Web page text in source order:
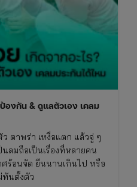
องกัน & ดูแลตัวเอง เคลม
ตาพร่า เหงื่อแตก แล้วจู่ ๆ
ลมถือเป็นเรื่องที่หลายคน
ศร้อนจัด ยืนนานเกินไป หรือ
ทันตั้งตัว